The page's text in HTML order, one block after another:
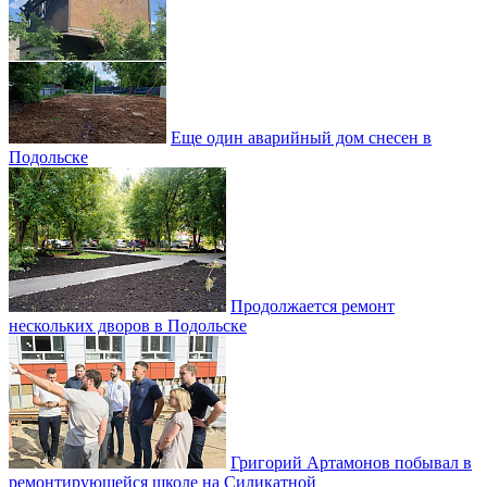
Еще один аварийный дом снесен в
Подольске
Продолжается ремонт
нескольких дворов в Подольске
Григорий Артамонов побывал в
ремонтирующейся школе на Силикатной